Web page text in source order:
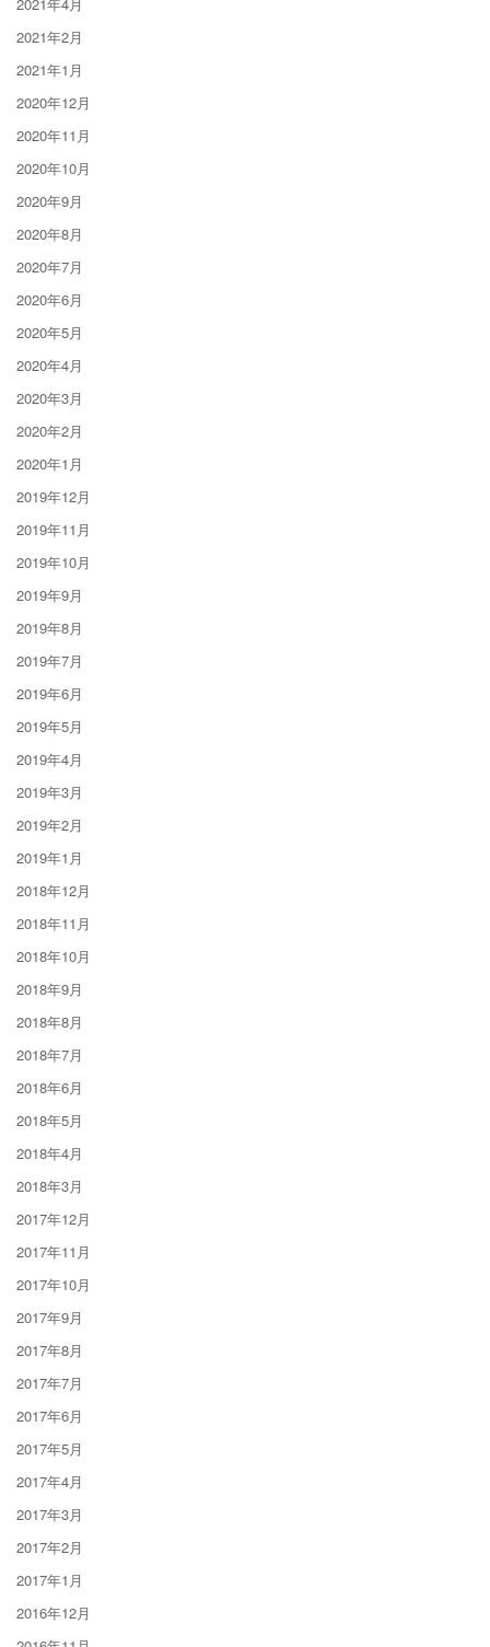
2021年4月
2021年2月
2021年1月
2020年12月
2020年11月
2020年10月
2020年9月
2020年8月
2020年7月
2020年6月
2020年5月
2020年4月
2020年3月
2020年2月
2020年1月
2019年12月
2019年11月
2019年10月
2019年9月
2019年8月
2019年7月
2019年6月
2019年5月
2019年4月
2019年3月
2019年2月
2019年1月
2018年12月
2018年11月
2018年10月
2018年9月
2018年8月
2018年7月
2018年6月
2018年5月
2018年4月
2018年3月
2017年12月
2017年11月
2017年10月
2017年9月
2017年8月
2017年7月
2017年6月
2017年5月
2017年4月
2017年3月
2017年2月
2017年1月
2016年12月